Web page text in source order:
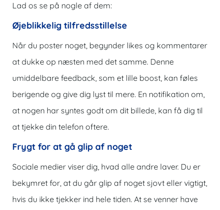
Lad os se på nogle af dem:
Øjeblikkelig tilfredsstillelse
Når du poster noget, begynder likes og kommentarer
at dukke op næsten med det samme. Denne
umiddelbare feedback, som et lille boost, kan føles
berigende og give dig lyst til mere. En notifikation om,
at nogen har syntes godt om dit billede, kan få dig til
at tjekke din telefon oftere.
Frygt for at gå glip af noget
Sociale medier viser dig, hvad alle andre laver. Du er
bekymret for, at du går glip af noget sjovt eller vigtigt,
hvis du ikke tjekker ind hele tiden. At se venner have